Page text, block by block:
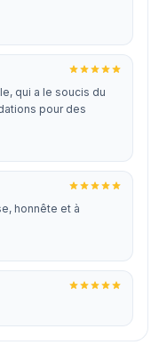
qui a le soucis du
pour des
honnête et à